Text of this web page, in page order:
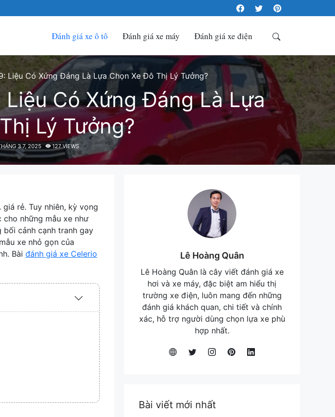
Đánh giá xe ô tô Đánh giá xe máy Đánh giá xe điện Search
Liệu Có Xứng Đáng Là Lựa Chọn Xe Đô Thị Lý Tưởng?
Có Xứng Đáng Là Lựa
Lý Tưởng?
3 7, 2025 127 VIEWS
rẻ. Tuy nhiên, kỳ vọng
những mẫu xe như
bối cảnh cạnh tranh gay
xe nhỏ gọn của
Bài đánh giá xe Celerio
Expand
Collapse
Lê Hoàng Quân
Lê Hoàng Quân là cây viết đánh giá xe
hơi và xe máy, đặc biệt am hiểu thị
trường xe điện, luôn mang đến những
đánh giá khách quan, chi tiết và chính
xác, hỗ trợ người dùng chọn lựa xe phù
hợp nhất.
Bài viết mới nhất